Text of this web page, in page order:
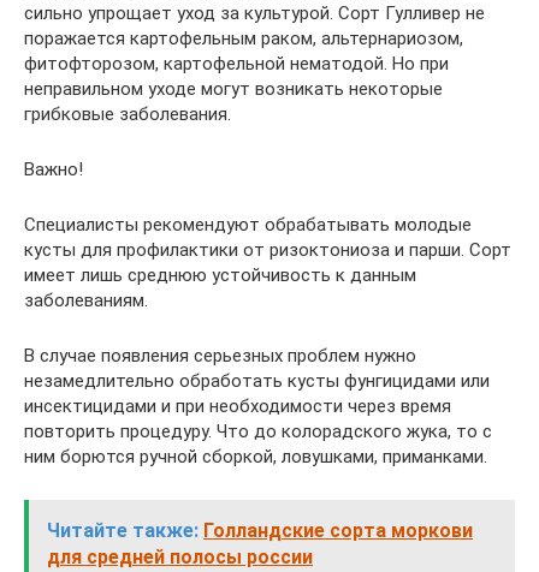
сильно упрощает уход за культурой. Сорт Гулливер не
поражается картофельным раком, альтернариозом,
фитофторозом, картофельной нематодой. Но при
неправильном уходе могут возникать некоторые
грибковые заболевания.
Важно!
Специалисты рекомендуют обрабатывать молодые
кусты для профилактики от ризоктониоза и парши. Сорт
имеет лишь среднюю устойчивость к данным
заболеваниям.
В случае появления серьезных проблем нужно
незамедлительно обработать кусты фунгицидами или
инсектицидами и при необходимости через время
повторить процедуру. Что до колорадского жука, то с
ним борются ручной сборкой, ловушками, приманками.
Читайте также: Голландские сорта моркови
для средней полосы россии